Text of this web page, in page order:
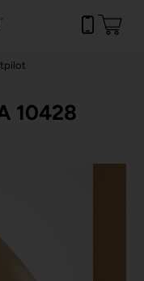
10428